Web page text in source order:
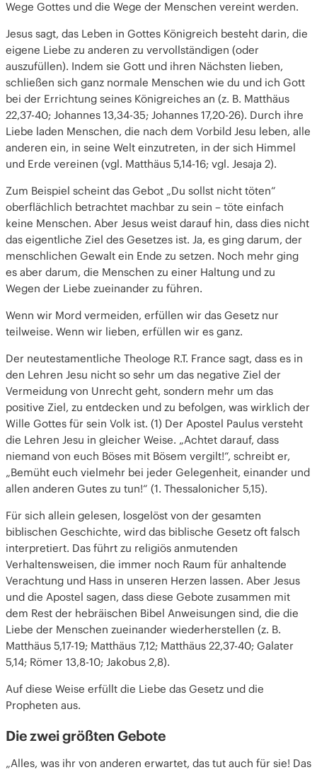
Wege Gottes und die Wege der Menschen vereint werden.
Jesus sagt, das Leben in Gottes Königreich besteht darin, die
eigene Liebe zu anderen zu vervollständigen (oder
auszufüllen). Indem sie Gott und ihren Nächsten lieben,
schließen sich ganz normale Menschen wie du und ich Gott
bei der Errichtung seines Königreiches an (z. B. Matthäus
22,37-40; Johannes 13,34-35; Johannes 17,20-26). Durch ihre
Liebe laden Menschen, die nach dem Vorbild Jesu leben, alle
anderen ein, in seine Welt einzutreten, in der sich Himmel
und Erde vereinen (vgl. Matthäus 5,14-16; vgl. Jesaja 2).
Zum Beispiel scheint das Gebot „Du sollst nicht töten“
oberflächlich betrachtet machbar zu sein – töte einfach
keine Menschen. Aber Jesus weist darauf hin, dass dies nicht
das eigentliche Ziel des Gesetzes ist. Ja, es ging darum, der
menschlichen Gewalt ein Ende zu setzen. Noch mehr ging
es aber darum, die Menschen zu einer Haltung und zu
Wegen der Liebe zueinander zu führen.
Wenn wir Mord vermeiden, erfüllen wir das Gesetz nur
teilweise. Wenn wir lieben, erfüllen wir es ganz.
Der neutestamentliche Theologe R.T. France sagt, dass es in
den Lehren Jesu nicht so sehr um das negative Ziel der
Vermeidung von Unrecht geht, sondern mehr um das
positive Ziel, zu entdecken und zu befolgen, was wirklich der
Wille Gottes für sein Volk ist. (1) Der Apostel Paulus versteht
die Lehren Jesu in gleicher Weise. „Achtet darauf, dass
niemand von euch Böses mit Bösem vergilt!“, schreibt er,
„Bemüht euch vielmehr bei jeder Gelegenheit, einander und
allen anderen Gutes zu tun!“ (1. Thessalonicher 5,15).
Für sich allein gelesen, losgelöst von der gesamten
biblischen Geschichte, wird das biblische Gesetz oft falsch
interpretiert. Das führt zu religiös anmutenden
Verhaltensweisen, die immer noch Raum für anhaltende
Verachtung und Hass in unseren Herzen lassen. Aber Jesus
und die Apostel sagen, dass diese Gebote zusammen mit
dem Rest der hebräischen Bibel Anweisungen sind, die die
Liebe der Menschen zueinander wiederherstellen (z. B.
Matthäus 5,17-19; Matthäus 7,12; Matthäus 22,37-40; Galater
5,14; Römer 13,8-10; Jakobus 2,8).
Auf diese Weise erfüllt die Liebe das Gesetz und die
Propheten aus.
Die zwei größten Gebote
„Alles, was ihr von anderen erwartet, das tut auch für sie! Das